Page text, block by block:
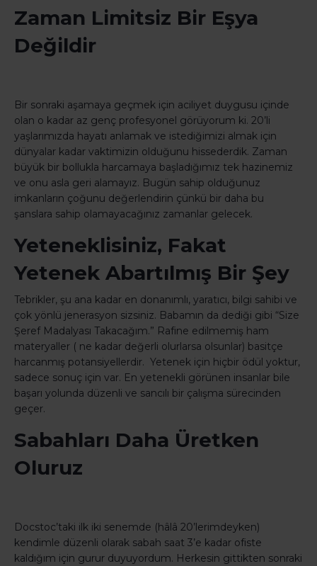
Zaman Limitsiz Bir Eşya
Değildir
Bir sonraki aşamaya geçmek için aciliyet duygusu içinde
olan o kadar az genç profesyonel görüyorum ki. 20’li
yaşlarımızda hayatı anlamak ve istediğimizi almak için
dünyalar kadar vaktimizin olduğunu hissederdik. Zaman
büyük bir bollukla harcamaya başladığımız tek hazinemiz
ve onu asla geri alamayız. Bugün sahip olduğunuz
imkanların çoğunu değerlendirin çünkü bir daha bu
şanslara sahip olamayacağınız zamanlar gelecek.
Yeteneklisiniz, Fakat
Yetenek Abartılmış Bir Şey
Tebrikler, şu ana kadar en donanımlı, yaratıcı, bilgi sahibi ve
çok yönlü jenerasyon sizsiniz. Babamın da dediği gibi “Size
Şeref Madalyası Takacağım.” Rafine edilmemiş ham
materyaller ( ne kadar değerli olurlarsa olsunlar) basitçe
harcanmış potansiyellerdir. Yetenek için hiçbir ödül yoktur,
sadece sonuç için var. En yetenekli görünen insanlar bile
başarı yolunda düzenli ve sancılı bir çalışma sürecinden
geçer.
Sabahları Daha Üretken
Oluruz
Docstoc’taki ilk iki senemde (hâlâ 20’lerimdeyken)
kendimle düzenli olarak sabah saat 3’e kadar ofiste
kaldığım için gurur duyuyordum. Herkesin gittikten sonraki